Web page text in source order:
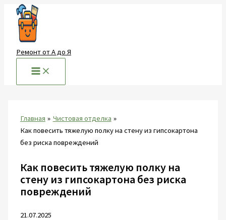
Перейти
содержимому
Ремонт от А до Я
Главная
Чистовая отделка
Как повесить тяжелую полку на стену из гипсокартона
без риска повреждений
Как повесить тяжелую полку на
стену из гипсокартона без риска
повреждений
21.07.2025